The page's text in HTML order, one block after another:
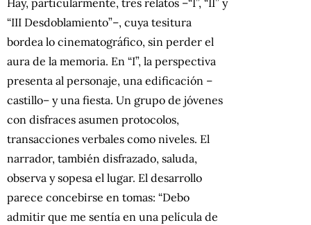
Hay, particularmente, tres relatos –“I”, “II” y
“III Desdoblamiento”–, cuya tesitura
bordea lo cinematográfico, sin perder el
aura de la memoria. En “I”, la perspectiva
presenta al personaje, una edificación –
castillo– y una fiesta. Un grupo de jóvenes
con disfraces asumen protocolos,
transacciones verbales como niveles. El
narrador, también disfrazado, saluda,
observa y sopesa el lugar. El desarrollo
parece concebirse en tomas: “Debo
admitir que me sentía en una película de